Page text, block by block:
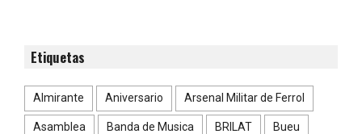
Etiquetas
Almirante Aniversario Arsenal Militar de Ferrol
Asamblea Banda de Musica BRILAT Bueu